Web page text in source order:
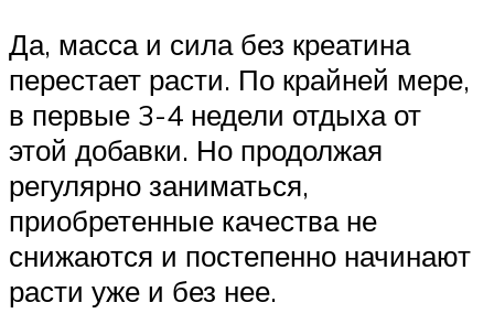
Да, масса и сила без креатина
перестает расти. По крайней мере,
в первые 3-4 недели отдыха от
этой добавки. Но продолжая
регулярно заниматься,
приобретенные качества не
снижаются и постепенно начинают
расти уже и без нее.